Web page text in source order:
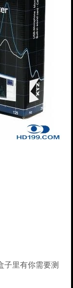
里有你需要测